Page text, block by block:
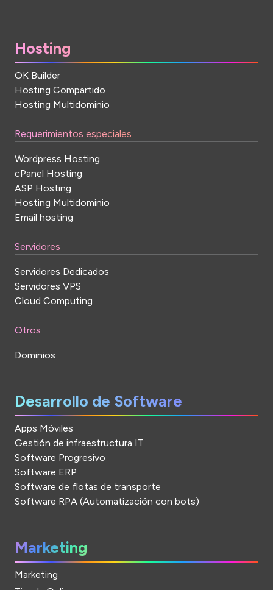
Hosting
OK Builder
Hosting Compartido
Hosting Multidominio
Requerimientos especiales
Wordpress Hosting
cPanel Hosting
ASP Hosting
Hosting Multidominio
Email hosting
Servidores
Servidores Dedicados
Servidores VPS
Cloud Computing
Otros
Dominios
Desarrollo de Software
Apps Móviles
Gestión de infraestructura IT
Software Progresivo
Software ERP
Software de flotas de transporte
Software RPA (Automatización con bots)
Marketing
Marketing